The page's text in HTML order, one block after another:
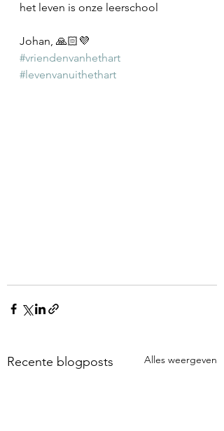
het leven is onze leerschool
Johan, 🙏🏻💜
#vriendenvanhethart
#levenvanuithethart
Recente blogposts Alles weergeven